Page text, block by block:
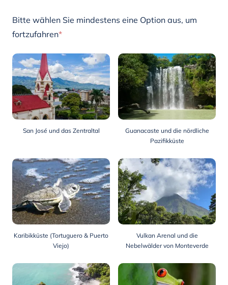
Bitte wählen Sie mindestens eine Option aus, um
fortzufahren*
San José und das Zentraltal
Guanacaste und die nördliche
Pazifikküste
Karibikküste (Tortuguero & Puerto
Viejo)
Vulkan Arenal und die
Nebelwälder von Monteverde